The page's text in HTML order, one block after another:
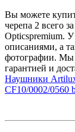
Вы можете
черепа 2 всего
Opticspremium.
описаниями, а
фотографии. Мы
гарантией и
Наушники
CF10/0002/0560